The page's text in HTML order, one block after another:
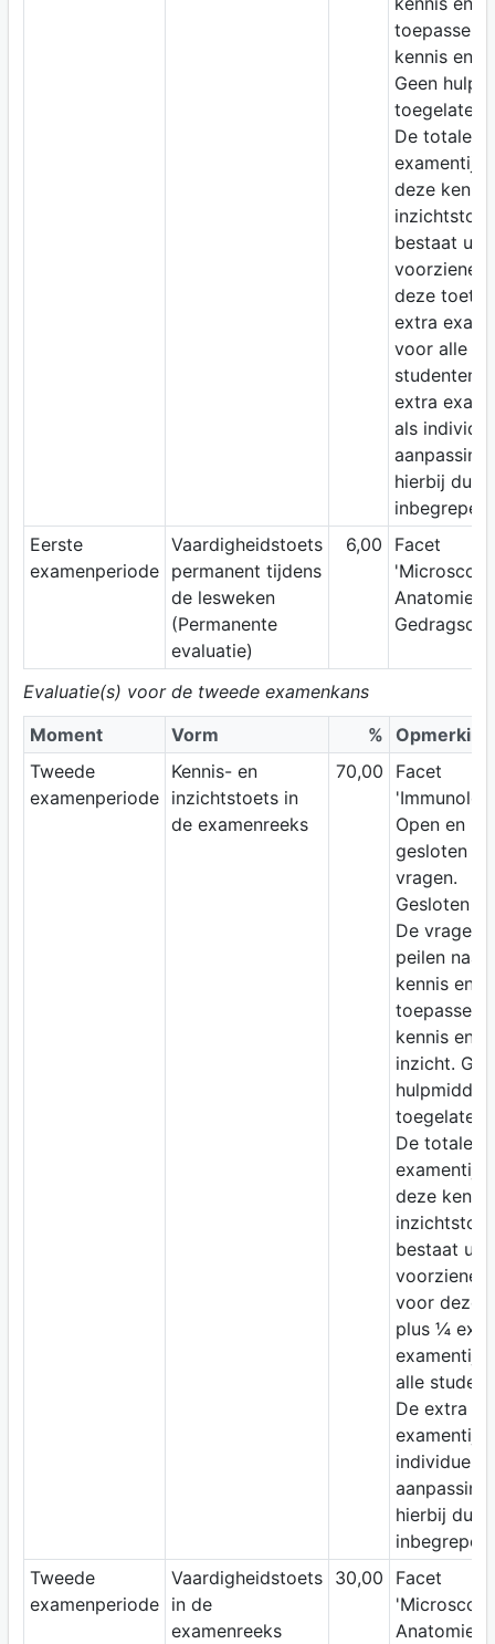
toepassen
kennis en
Geen
toegelaten.
De totale
examentijd
deze
bestaat uit
voorziene
deze toets
extra
voor alle
studenten.
extra
als
aanpassing
hierbij dus
inbegrepen.
Eerste
examenperiode
Vaardigheidstoets
permanent tijdens
de lesweken
(Permanente
evaluatie)
6,00
Facet
Anatomie'.
Evaluatie(s) voor de tweede examenkans
Moment
Vorm % Opmerking
Tweede
examenperiode
Kennis- en
inzichtstoets in
de examenreeks
70,00
Facet
Open en
gesloten
vragen.
Gesloten
De vragen
peilen naar
kennis en
toepassen
kennis en
inzicht.
toegelaten.
De totale
examentijd
deze
bestaat uit
voorziene
voor deze
plus ¼
examentijd
alle
De extra
examentijd
individuele
aanpassing
hierbij dus
inbegrepen.
Tweede
examenperiode
Vaardigheidstoets
in de
examenreeks
30,00
Facet
Anatomie'.